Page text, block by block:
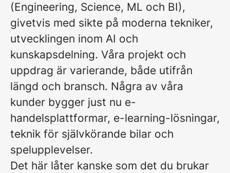
(Engineering, Science, ML och BI),
givetvis med sikte på moderna tekniker,
utvecklingen inom AI och
kunskapsdelning. Våra projekt och
uppdrag är varierande, både utifrån
längd och bransch. Några av våra
kunder bygger just nu e-
handelsplattformar, e-learning-lösningar,
teknik för självkörande bilar och
spelupplevelser.
Det här låter kanske som det du brukar